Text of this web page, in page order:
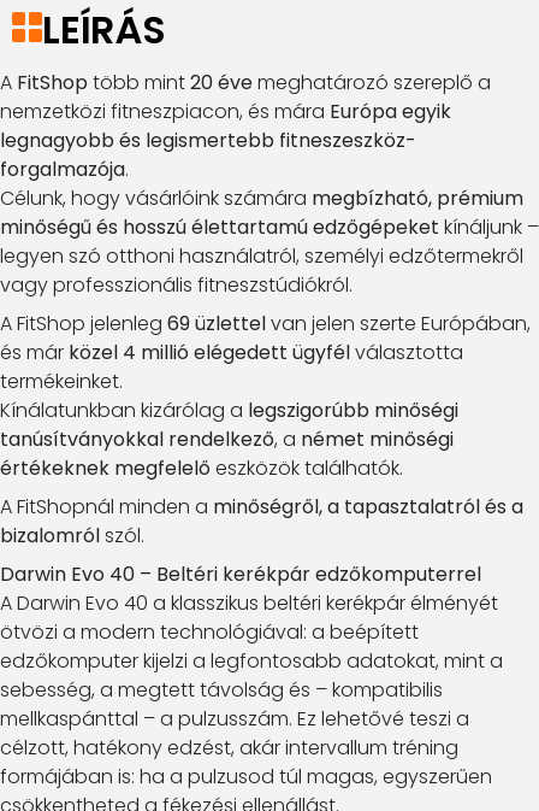
LEÍRÁS
A FitShop több mint20 évemeghatározó szereplő a
nemzetközi fitneszpiacon, és mára Európa egyik
legnagyobb és legismertebb fitneszeszköz-
forgalmazója.
Célunk, hogy vásárlóink számára megbízható, prémium
minőségű és hosszú élettartamú edzőgépeket kínáljunk –
legyen szó otthoni használatról, személyi edzőtermekről
vagy professzionális fitneszstúdiókról.
A FitShop jelenleg 69 üzlettelvan jelen szerte Európában,
és már közel 4 millió elégedett ügyfélválasztotta
termékeinket.
Kínálatunkban kizárólag a legszigorúbb minőségi
tanúsítványokkal rendelkező, a német minőségi
értékeknek megfelelő eszközök találhatók.
A FitShopnál minden a minőségről, a tapasztalatról és a
bizalomrólszól.
Darwin Evo 40 – Beltéri kerékpár edzőkomputerrel
A Darwin Evo 40 a klasszikus beltéri kerékpár élményét
ötvözi a modern technológiával: a beépített
edzőkomputer kijelzi a legfontosabb adatokat, mint a
sebesség, a megtett távolság és – kompatibilis
mellkaspánttal – a pulzusszám. Ez lehetővé teszi a
célzott, hatékony edzést, akár intervallum tréning
formájában is: ha a pulzusod túl magas, egyszerűen
csökkentheted a fékezési ellenállást.